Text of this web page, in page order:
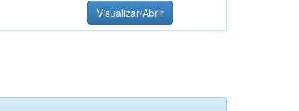
Visualizar/Abrir